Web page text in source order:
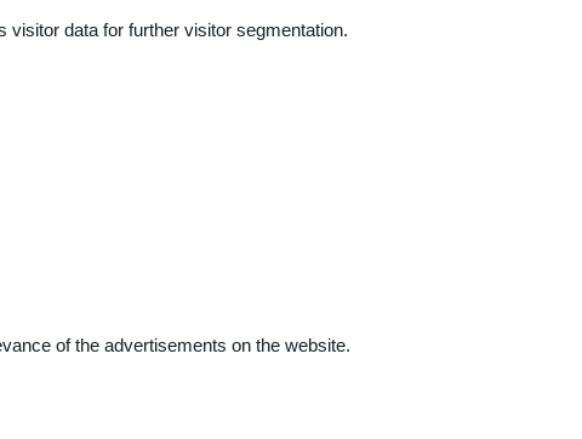
data for further visitor segmentation.
of the advertisements on the website.